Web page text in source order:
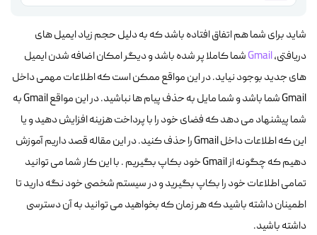
شاید برای شما هم اتفاق افتاده باشد که به دلیل حجم زیاد ایمیل های
دریافتی،Gmailشما کاملا پر شده باشد و دیگر امکان اضافه شدن ایمیل
های جدید بوجود نیاید. در این مواقع ممکن است که اطلاعات مهمی داخل
Gmail شما باشد و شما مایل به حذف پیام ها نباشید. در این مواقع Gmail به
شما پیشنهاد می دهد که فضای خود را با پرداخت هزینه افزایش دهید و یا
این که اطلاعات داخل Gmail را حذف کنید. در این مقاله قصد داریم آموزش
دهیم که چگونه از Gmail خود بکاپ بگیریم . با این کار شما می توانید
تمامی اطلاعات خود را بکاپ بگیرید و در سیستم شخصی خود نگه دارید تا
اطمینان داشته باشید که هر زمان که بخواهید می توانید به آن دسترسی
داشته باشید.